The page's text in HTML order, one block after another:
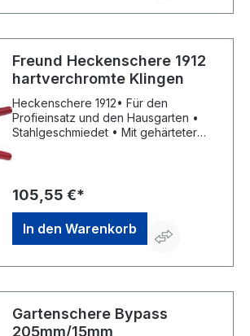
Freund Heckenschere 1912
hartverchromte Klingen
Heckenschere 1912• Für den
Profieinsatz und den Hausgarten •
Stahlgeschmiedet • Mit gehärteter
Anschlagdämpfer und Astabschneider
• Mit hartverchromten Klingen • Rote
Holzgriffe • Verchromte
MetallzwingenHersteller: Freund
Victoria Gartengeräte GmbH,
Stuttgarter Str. 4, 73614 Schorndorf,
victoria.de
105,55 €*
In den Warenkorb
Gartenschere Bypass
205mm/15mm